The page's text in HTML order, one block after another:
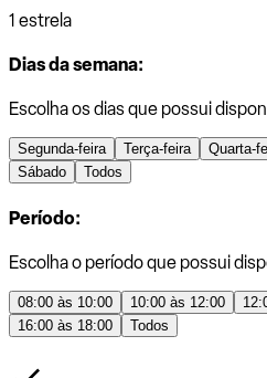
1 estrela
Dias da semana:
Escolha os dias que possui
Segunda-feira Terça-feira Quarta-
Sábado
Todos
Período:
Escolha o período que possui
08:00 às 10:00 10:00 às 12:00
16:00 às 18:00
Todos